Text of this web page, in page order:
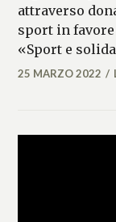
attraverso
sport in
«Sport e
FLAVIA
25 MARZO 2022